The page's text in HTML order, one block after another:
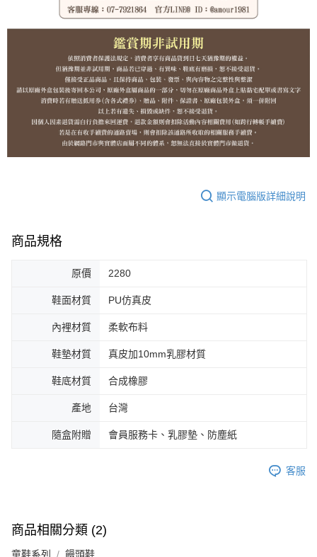
顯示電腦版詳細說明
商品規格
原價 2280
鞋面材質 PU仿真皮
內裡材質 柔軟布料
鞋墊材質 真皮加10mm乳膠材質
鞋底材質 合成橡膠
產地 台灣
隨盒附贈 會員服務卡、乳膠墊、防塵紙
客服
商品相關分類 (2)
童鞋系列 饅頭鞋